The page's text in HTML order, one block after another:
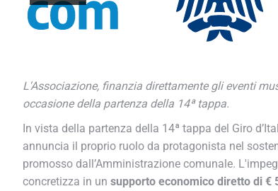
L'Associazione, finanzia direttamente gli eventi
occasione della partenza della 14ª tappa.
In vista della partenza della 14ª tappa del Giro
annuncia il proprio ruolo da protagonista nel
promosso dall’Amministrazione comunale.
concretizza in unsupporto economico diretto di €